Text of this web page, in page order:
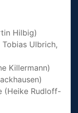
Hilbig)
Ulbrich,
Killermann)
(Heike Rudloff-